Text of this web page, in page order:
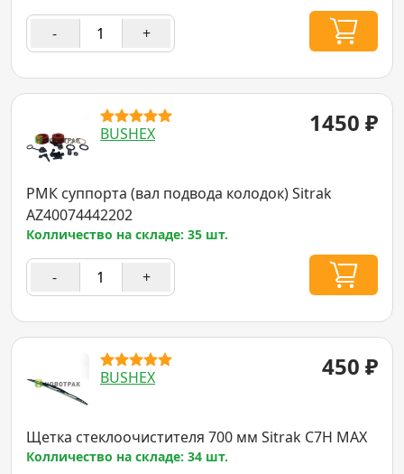
- +
BUSHEX 1450 ₽
РМК суппорта (вал подвода колодок) Sitrak
AZ40074442202
Колличество на складе: 35 шт.
- +
BUSHEX 450 ₽
Щетка стеклоочистителя 700 мм Sitrak C7H MAX
Колличество на складе: 34 шт.